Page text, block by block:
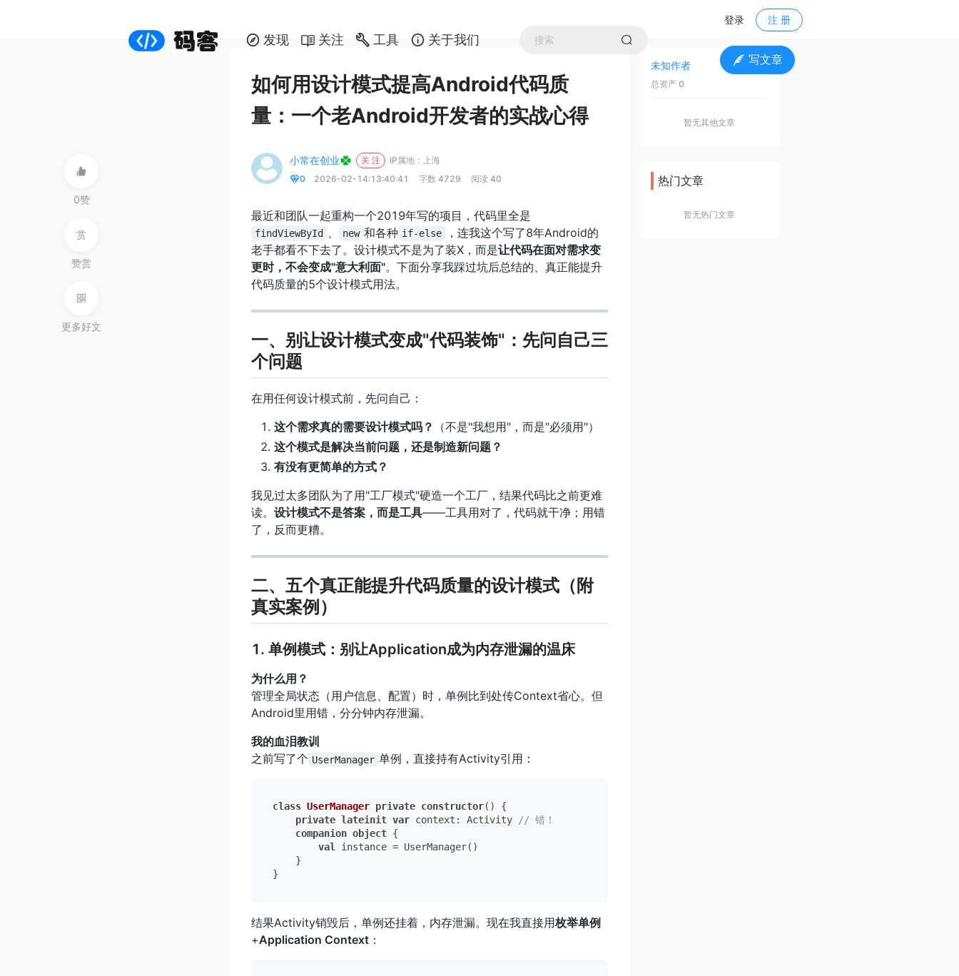
发现 关注 工具 关于我们
登录 注 册
写文章
0赞
赏
赞赏
更多好文
如何用设计模式提高Android代码质
量：一个老Android开发者的实战心得
小常在创业 关 注
IP属地：上海
0
2026-02-14:13:40:41 字数 4729 阅读 40
最近和团队一起重构一个2019年写的项目，代码里全是
findViewById 、 new 和各种 if-else
，连我这个写了8年Android的
老手都看不下去了。设计模式不是为了装X，而是让代码在面对需求变
更时，不会变成"意大利面"。下面分享我踩过坑后总结的、真正能提升
代码质量的5个设计模式用法。
一、别让设计模式变成"代码装饰"：先问自己三
个问题
在用任何设计模式前，先问自己：
这个需求真的需要设计模式吗？
（不是"我想用"，而是"必须用"）
这个模式是解决当前问题，还是制造新问题？
有没有更简单的方式？
我见过太多团队为了用"工厂模式"硬造一个工厂，结果代码比之前更难
读。 设计模式不是答案，而是工具——工具用对了，代码就干净；用错
了，反而更糟。
二、五个真正能提升代码质量的设计模式（附
真实案例）
1. 单例模式：别让Application成为内存泄漏的温床
为什么用？
管理全局状态（用户信息、配置）时，单例比到处传Context省心。但
Android里用错，分分钟内存泄漏。
我的血泪教训
之前写了个 UserManager 单例，直接持有Activity引用：
class UserManager private constructor() {
private lateinit var context: Activity
// 错！
companion object {
val
instance = UserManager()
    }
结果Activity销毁后，单例还挂着，内存泄漏。现在我直接用枚举单例
+Application Context：
未知作者
关 注
总资产 0
暂无其他文章
热门文章
暂无热门文章